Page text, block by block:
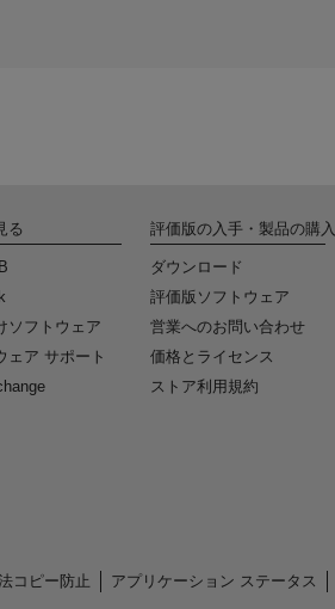
る
ソフトウェア
ェア サポート
評価版の入手・製品の購入
ダウンロード
評価版ソフトウェア
営業へのお問い合わせ
価格とライセンス
ストア利用規約
コピー防止 アプリケーション ステータス